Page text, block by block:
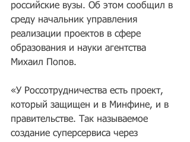
российские вузы. Об этом сообщил в
среду начальник управления
реализации проектов в сфере
образования и науки агентства
Михаил Попов.
«У Россотрудничества есть проект,
который защищен и в Минфине, и в
правительстве. Так называемое
создание суперсервиса через